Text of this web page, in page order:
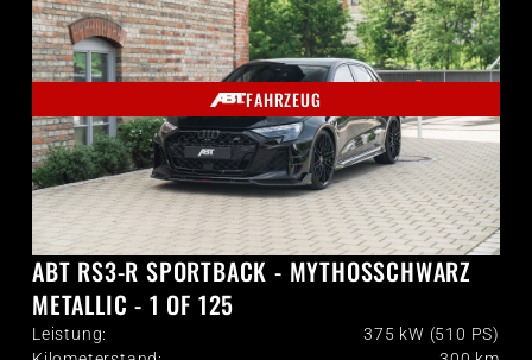
FAHRZEUG
ABT RS3-R SPORTBACK - MYTHOSSCHWARZ
METALLIC - 1 OF 125
Leistung:
375 kW (510 PS)